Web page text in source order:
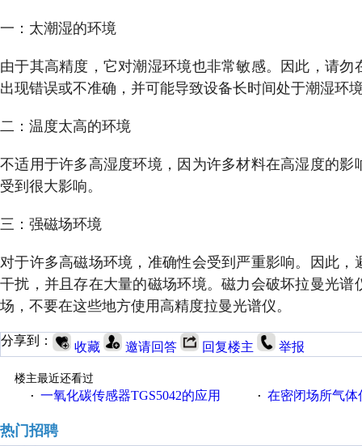
一：太潮湿的环境
由于其高精度，它对潮湿环境也非常敏感。因此，请
出现错误或不准确，并可能导致设备长时间处于潮湿环
二：温度太高的环境
不适用于许多高湿度环境，因为许多材料在高湿度的
受到很大影响。
三：强磁场环境
对于许多高磁场环境，准确性会受到严重影响。因此
干扰，并且存在大量的磁场环境。磁力会破坏拉曼光
场，不要在这些地方使用高精度拉曼光谱仪。
分享到： 收藏 邀请回答 回复楼主 举报
楼主最近还看过
· 一氧化碳传感器TGS5042的应用 · 在密闭场所气体传
热门招聘